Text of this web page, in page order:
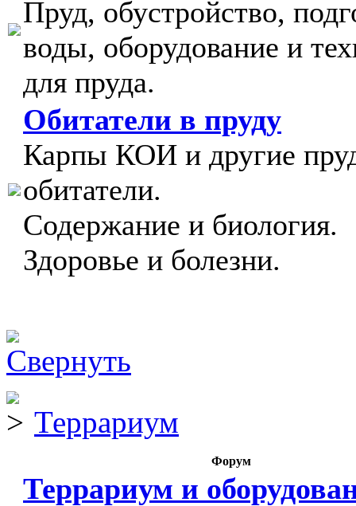
Пруд, обустройство,
воды, оборудование и
для пруда.
Обитатели в пруду
Карпы КОИ и другие
обитатели.
Содержание и биология.
Здоровье и болезни.
Террариум
Форум
Террариум и